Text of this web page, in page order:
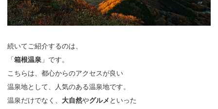
続いてご紹介するのは、
「箱根温泉 」です。
こちらは、都心からのアクセスが良い
温泉地として、人気のある温泉地です。
温泉だけでなく、 大自然やグルメ といった